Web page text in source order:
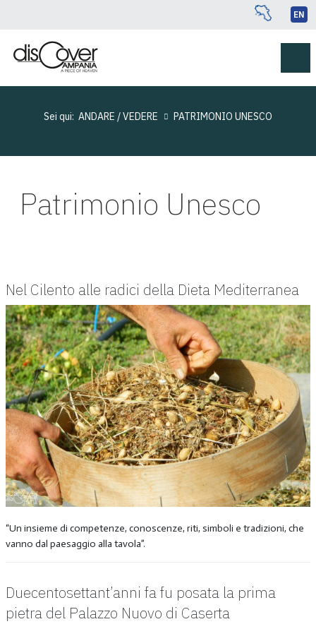
EN
Sei qui: ANDARE / VEDERE PATRIMONIO UNESCO
Patrimonio Unesco
Nel Cilento alle radici della Dieta Mediterranea
“Un insieme di competenze, conoscenze, riti, simboli e tradizioni, che
vanno dal paesaggio alla tavola”.
Duecentosettant’anni fa fu posata la prima
pietra del Palazzo Nuovo di Caserta